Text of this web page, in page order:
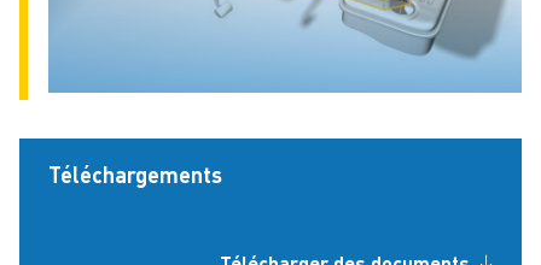
Téléchargements